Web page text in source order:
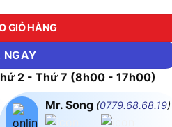
GIỎ HÀNG
NGAY
2 - Thứ 7 (8h00 - 17h00)
Mr. Song (0779.68.68.19)